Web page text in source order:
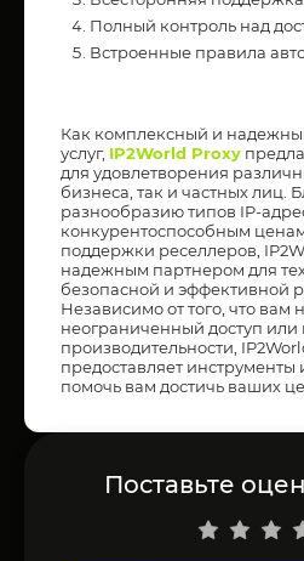
Полный контроль над
Встроенные правила
Как комплексный и
услуг, IP2World Proxy
для удовлетворения
бизнеса, так и частных лиц.
разнообразию типов IP-
конкурентоспособным
поддержки реселлеров,
надежным партнером для
безопасной и эффективной
Независимо от того, что вам
неограниченный доступ
производительности,
предоставляет инструменты
помочь вам достичь ваших
Поставьте